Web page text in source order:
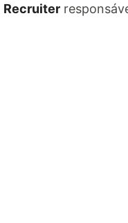
Recruiter